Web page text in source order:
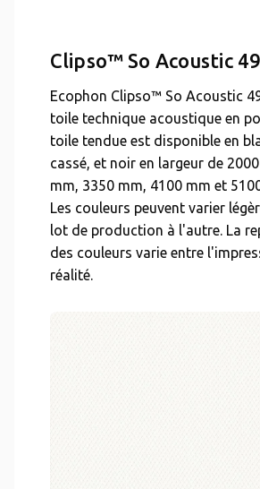
Clipso™ So Acoustic
Ecophon Clipso™ So Acoustic
toile technique acoustique en
toile tendue est disponible en
cassé, et noir en largeur de
mm, 3350 mm, 4100 mm et
Les couleurs peuvent varier
lot de production à l'autre. La
des couleurs varie entre
réalité.